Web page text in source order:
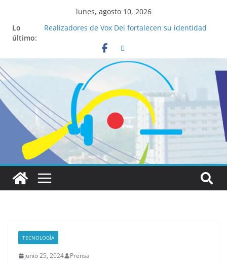
lunes, agosto 10, 2026
Lo
último:
Realizadores de Vox Dei fortalecen su identidad
La ciencia desvela los 5 secretos que tiene
fácilmente un católico para convertirse en
“Superancianos”
Pop Up Market atrae a cientos de visitantes y
dinamiza la economía local
Salud mental a la mesa: la importancia de
hablarlo en familia
Lo que tienen en común la nueva Película Toy
Story 5 y el Papa León XIV
TECNOLOGÍA
junio 25, 2024 Prensa